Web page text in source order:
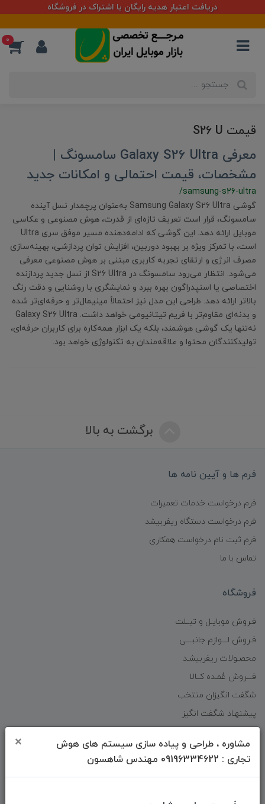
مشاوره ، طراحی و پیاده سازی سیستم های هوش
تجاری : 09196334622 مهندس شاهسون
×
دریافت اعتبار هدیه رایگان با اشتراک در فروشگاه
0
قیمت S26 U
معرفی Galaxy S26 Ultra سامسونگ |
مشخصات، قیمت احتمالی و امکانات جدید
/samsung-s26-ultra
گوشی Samsung Galaxy S26 Ultra به‌عنوان پرچمدار نسل آینده
سامسونگ، قرار است تعریف تازه‌ای از قدرت، هوش مصنوعی و عکاسی
موبایل ارائه دهد. این گوشی که ادامه‌دهنده مسیر موفق سری Ultra
است، با تمرکز ویژه بر بهبود دوربین، افزایش توان پردازشی، بهینه‌سازی
مصرف انرژی و ارتقای تجربه کاربری مبتنی بر هوش مصنوعی معرفی
می‌شود. انتظار می‌رود سامسونگ در S26 Ultra از نسل جدید پردازنده
اختصاصی یا اسنپدراگون بهره ببرد و نمایشگری با روشنایی و دقت رنگ
بالاتر ارائه دهد. طراحی این مدل نیز احتمالاً مینیمال‌تر و حرفه‌ای‌تر شده
و بدنه‌ای مقاوم‌تر با فریم تیتانیومی خواهد داشت. Galaxy S26 Ultra
نه‌تنها یک گوشی هوشمند، بلکه یک ابزار همه‌کاره برای کاربران حرفه‌ای،
تولیدکنندگان محتوا و علاقه‌مندان به تکنولوژی خواهد بود.
برگشت به بالا
فرم ها و آیین نامه ها
فرم درخواست خدمات تعمیرات
فرم درخواست دستگاه ریفربیشد
فرم ثبت نام درخواست همکاری
تماس با ما
فروشگاه
فـروش موبایـل و تبــلت
فـروش لـــوازم جانبـــی
محصـولات ریفربیشـد
فـــروش عُمـده کــالا
شگفت انگیزان منتخب
پیشنهـاد شگفت انگیز
دسترسی سریع